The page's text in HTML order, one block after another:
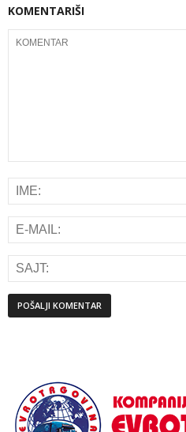
KOMENTARIŠI